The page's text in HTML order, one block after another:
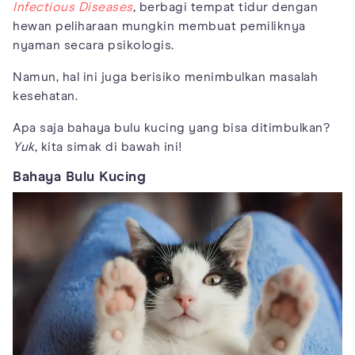
Infectious Diseases, berbagi tempat tidur dengan
hewan peliharaan mungkin membuat pemiliknya
nyaman secara psikologis.
Namun, hal ini juga berisiko menimbulkan masalah
kesehatan.
Apa saja bahaya bulu kucing yang bisa ditimbulkan?
Yuk, kita simak di bawah ini!
Bahaya Bulu Kucing